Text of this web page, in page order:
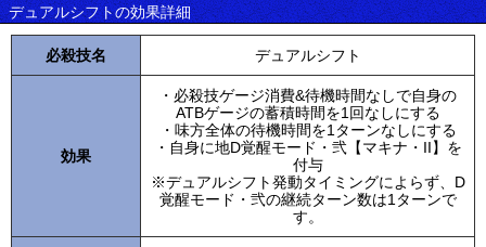
デュアルシフトの効果詳細
必殺技名 デュアルシフト
効果
・必殺技ゲージ消費&待機時間なしで自身の
ATBゲージの蓄積時間を1回なしにする
・味方全体の待機時間を1ターンなしにする
・自身に地D覚醒モード・弐【マキナ・II】を
付与
※デュアルシフト発動タイミングによらず、D
覚醒モード・弐の継続ターン数は1ターンで
す。